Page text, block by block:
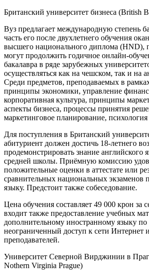
Британский университет бизнеса (British
Вуз предлагает международную степень
часть его после двухлетнего обучения
высшего национального диплома (HND),
могут продолжить годичное онлайн-
бакалавра в ряде зарубежных
осуществляться как на чешском, так и на
Среди предметов, преподаваемых в
принципы экономики, управление
корпоративная культура, принципы
аспекты бизнеса, процессы принятия
маркетинговое планирование,
Для поступления в Британский
абитуриент должен достичь 18-летнего
продемонстрировать знание английского
средней школы. Приёмную комиссию
положительные оценки в аттестате или
сравнительных национальных экзаменов
языку. Предстоит также собеседование.
Цена обучения составляет 49 000 крон за
входит также предоставление учебных
дополнительному иностранному языку по
неограниченный доступ к сети Интернет
преподавателей.
Университет Северной Вирджинии в
Nothern Virginia Prague)